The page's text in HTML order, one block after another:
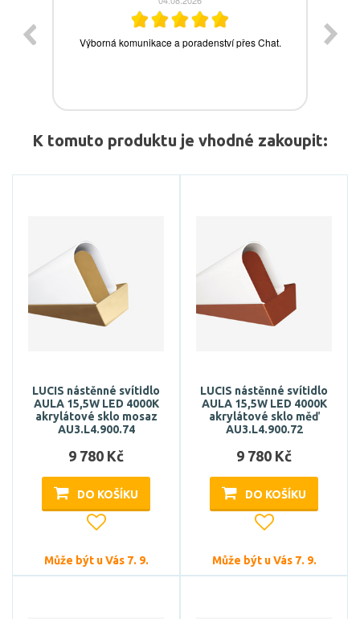
K tomuto produktu je vhodné zakoupit:
LUCIS nástěnné svítidlo
AULA 15,5W LED 4000K
akrylátové sklo mosaz
AU3.L4.900.74
9 780 Kč
DO KOŠÍKU
Může být u Vás 7. 9.
LUCIS nástěnné svítidlo
AULA 15,5W LED 4000K
akrylátové sklo měď
AU3.L4.900.72
9 780 Kč
DO KOŠÍKU
Může být u Vás 7. 9.